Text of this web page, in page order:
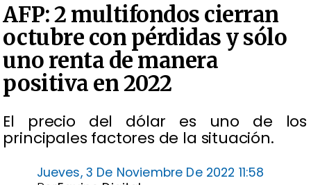
AFP: 2 multifondos cierran
octubre con pérdidas y sólo
uno renta de manera
positiva en 2022
El precio del dólar es uno de los
principales factores de la situación.
Jueves, 3 De Noviembre De 2022 11:58